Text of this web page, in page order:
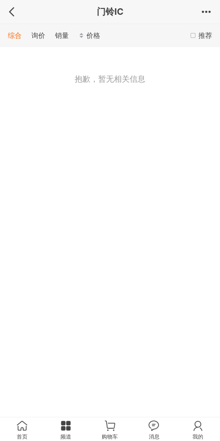
门铃IC
推荐
综合 询价 销量 价格
抱歉，暂无相关信息
首页 频道 购物车 消息 我的